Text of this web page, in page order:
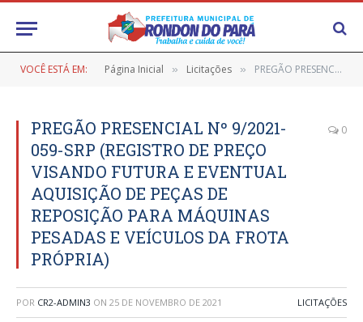
VOCÊ ESTÁ EM: Página Inicial » Licitações » PREGÃO PRESENCIAL Nº 9/2021-059-SRP (REGISTRO DE PREÇO VISANDO FUTURA E EVENTUAL AQUISIÇÃO DE PEÇAS DE REPOSIÇÃO PARA MÁQUINAS PESADAS E VEÍCULOS DA FROTA PRÓPRIA)
PREGÃO PRESENCIAL Nº 9/2021-
059-SRP (REGISTRO DE PREÇO
VISANDO FUTURA E EVENTUAL
AQUISIÇÃO DE PEÇAS DE
REPOSIÇÃO PARA MÁQUINAS
PESADAS E VEÍCULOS DA FROTA
PRÓPRIA)
0
POR CR2-ADMIN3 ON 25 DE NOVEMBRO DE 2021 LICITAÇÕES